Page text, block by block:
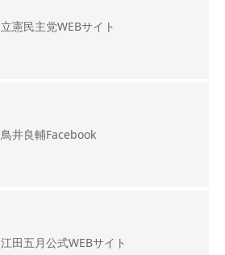
立憲民主党WEBサイト
鳥井良輔Facebook
江田五月公式WEBサイト